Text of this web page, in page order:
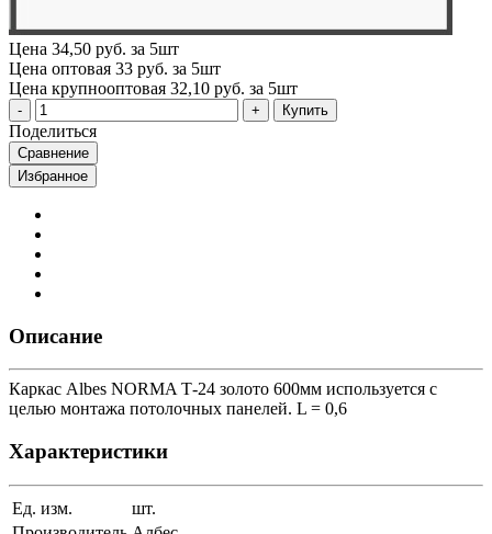
Цена 34,50 руб. за 5шт
Цена оптовая 33 руб. за 5шт
Цена крупнооптовая 32,10 руб. за 5шт
Купить
Поделиться
Сравнение
Избранное
Описание
Каркас Albes NORMA Т-24 золото 600мм используется с
целью монтажа потолочных панелей. L = 0,6
Характеристики
Ед. изм.
шт.